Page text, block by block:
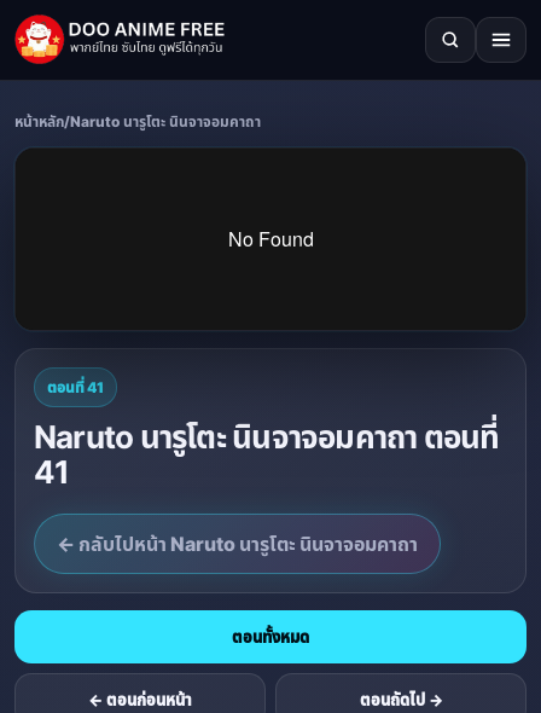
หน้าหลัก/Naruto นารูโตะ นินจาจอมคาถา
ตอนที่ 41
Naruto นารูโตะ นินจาจอมคาถา ตอนที่
41
← กลับไปหน้า Naruto นารูโตะ นินจาจอมคาถา
← ตอนก่อนหน้า
ตอนทั้งหมด
ตอนถัดไป →